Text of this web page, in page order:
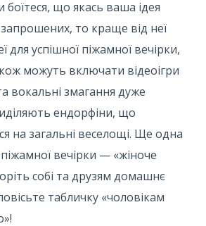
боїтеся, що якась ваша ідея
то краще від неї
​​для успішної піжамної вечірки,
можуть включати відеоігри
вокальні змагання дуже
ендорфіни, що
на загальні веселощі. Ще одна
вечірки — «жіноче
собі та друзям домашнє
табличку «чоловікам